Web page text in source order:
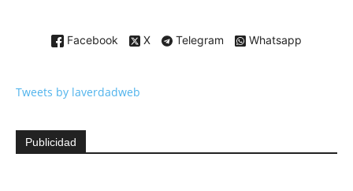
Facebook X Telegram Whatsapp
Tweets by laverdadweb
Publicidad